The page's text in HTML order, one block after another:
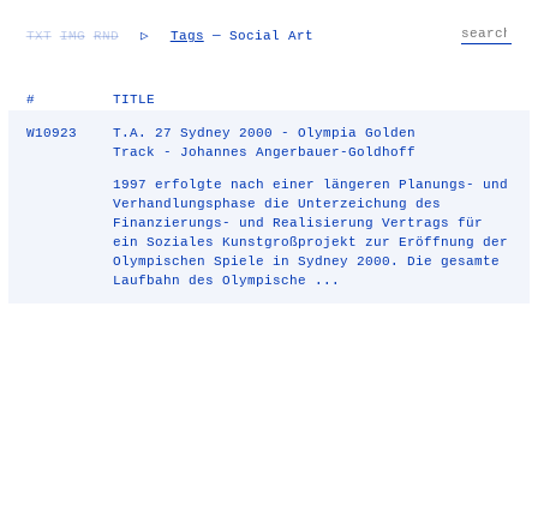
TXT IMG RND ▷ Tags — Social Art
# TITLE
W10923
T.A. 27 Sydney 2000 - Olympia Golden
Track - Johannes Angerbauer-Goldhoff
1997 erfolgte nach einer längeren Planungs- und
Verhandlungsphase die Unterzeichung des
Finanzierungs- und Realisierung Vertrags für
ein Soziales Kunstgroßprojekt zur Eröffnung der
Olympischen Spiele in Sydney 2000. Die gesamte
Laufbahn des Olympische ...